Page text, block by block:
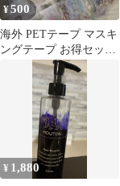
¥500
海外 PETテープ マスキ
ングテープ お得セット
¥ 1,880